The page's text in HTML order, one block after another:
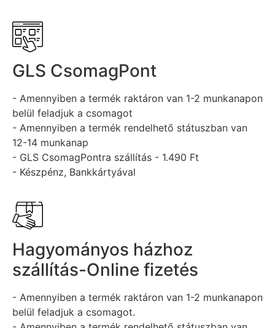
GLS CsomagPont
- Amennyiben a termék raktáron van 1-2 munkanapon
belül feladjuk a csomagot
- Amennyiben a termék rendelhető státuszban van
12-14 munkanap
- GLS CsomagPontra szállítás - 1.490 Ft
- Készpénz, Bankkártyával
Hagyományos házhoz
szállítás-Online fizetés
- Amennyiben a termék raktáron van 1-2 munkanapon
belül feladjuk a csomagot.